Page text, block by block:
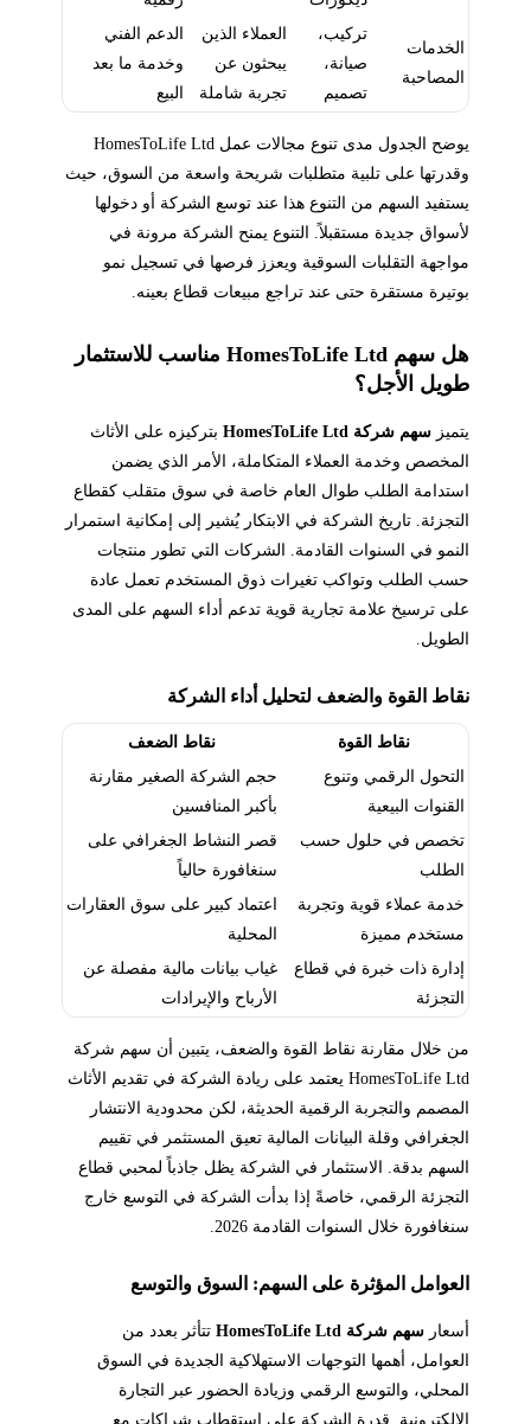
الخدمات
المصاحبة
تركيب،
صيانة،
تصميم
العملاء الذين
يبحثون عن
تجربة شاملة
الدعم الفني
وخدمة ما بعد
البيع
يوضح الجدول مدى تنوع مجالات عمل HomesToLife Ltd
وقدرتها على تلبية متطلبات شريحة واسعة من السوق، حيث
يستفيد السهم من التنوع هذا عند توسع الشركة أو دخولها
لأسواق جديدة مستقبلاً. التنوع يمنح الشركة مرونة في
مواجهة التقلبات السوقية ويعزز فرصها في تسجيل نمو
بوتيرة مستقرة حتى عند تراجع مبيعات قطاع بعينه.
هل سهم HomesToLife Ltd مناسب للاستثمار
طويل الأجل؟
يتميز سهم شركة HomesToLife Ltd
بتركيزه على الأثاث
المخصص وخدمة العملاء المتكاملة، الأمر الذي يضمن
استدامة الطلب طوال العام خاصة في سوق متقلب كقطاع
التجزئة. تاريخ الشركة في الابتكار يُشير إلى إمكانية استمرار
النمو في السنوات القادمة. الشركات التي تطور منتجات
حسب الطلب وتواكب تغيرات ذوق المستخدم تعمل عادة
على ترسيخ علامة تجارية قوية تدعم أداء السهم على المدى
الطويل.
نقاط القوة والضعف لتحليل أداء الشركة
نقاط القوة
نقاط الضعف
التحول الرقمي وتنوع
القنوات البيعية
حجم الشركة الصغير مقارنة
بأكبر المنافسين
تخصص في حلول حسب
الطلب
قصر النشاط الجغرافي على
سنغافورة حالياً
خدمة عملاء قوية وتجربة
مستخدم مميزة
اعتماد كبير على سوق العقارات
المحلية
إدارة ذات خبرة في قطاع
التجزئة
غياب بيانات مالية مفصلة عن
الأرباح والإيرادات
من خلال مقارنة نقاط القوة والضعف، يتبين أن سهم شركة
HomesToLife Ltd يعتمد على ريادة الشركة في تقديم الأثاث
المصمم والتجربة الرقمية الحديثة، لكن محدودية الانتشار
الجغرافي وقلة البيانات المالية تعيق المستثمر في تقييم
السهم بدقة. الاستثمار في الشركة يظل جاذباً لمحبي قطاع
التجزئة الرقمي، خاصةً إذا بدأت الشركة في التوسع خارج
سنغافورة خلال السنوات القادمة 2026.
العوامل المؤثرة على السهم: السوق والتوسع
أسعار سهم شركة HomesToLife Ltd
تتأثر بعدد من
العوامل، أهمها التوجهات الاستهلاكية الجديدة في السوق
المحلي، والتوسع الرقمي وزيادة الحضور عبر التجارة
الإلكترونية. قدرة الشركة على استقطاب شراكات مع